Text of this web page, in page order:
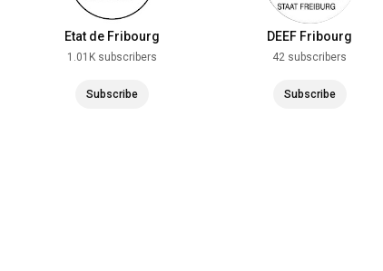
Etat de Fribourg
1.01K subscribers
Subscribe
DEEF Fribourg
42 subscribers
Subscribe